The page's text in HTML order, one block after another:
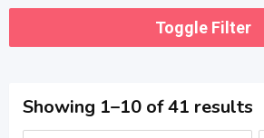
Toggle Filter
Showing 1–10 of 41 results